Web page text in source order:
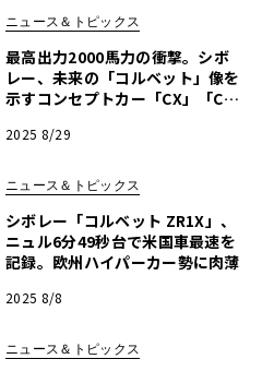
ニュース＆トピックス
最高出力2000馬力の衝撃。シボ
レー、未来の「コルベット」像を
示すコンセプトカー「CX」「CX.
2025 8/29
ニュース＆トピックス
シボレー「コルベット ZR1X」、
ニュル6分49秒台で米国車最速を
記録。欧州ハイパーカー勢に肉薄
2025 8/8
ニュース＆トピックス